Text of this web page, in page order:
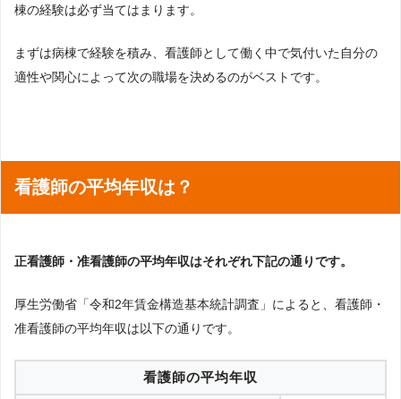
棟の経験は必ず当てはまります。
まずは病棟で経験を積み、看護師として働く中で気付いた自分の
適性や関心によって次の職場を決めるのがベストです。
看護師の平均年収は？
正看護師・准看護師の平均年収はそれぞれ下記の通りです。
厚生労働省「令和2年賃金構造基本統計調査」によると、看護師・
准看護師の平均年収は以下の通りです。
看護師の平均年収